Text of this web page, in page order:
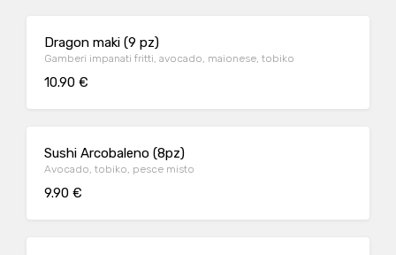
Dragon maki (9 pz)
Gamberi impanati fritti, avocado, maionese, tobiko
10.90 €
Sushi Arcobaleno (8pz)
Avocado, tobiko, pesce misto
9.90 €